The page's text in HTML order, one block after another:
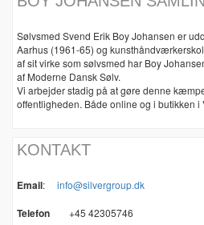
Sølvsmed Svend Erik Boy Johansen er
Aarhus (1961-65) og
af sit virke som sølvsmed har Boy
af Moderne Dansk Sølv.
Vi arbejder stadig på at gøre denne
offentligheden. Både online og i butikken i
KONTAKT
Email: info@silvergroup.dk
Telefon +45 42305746